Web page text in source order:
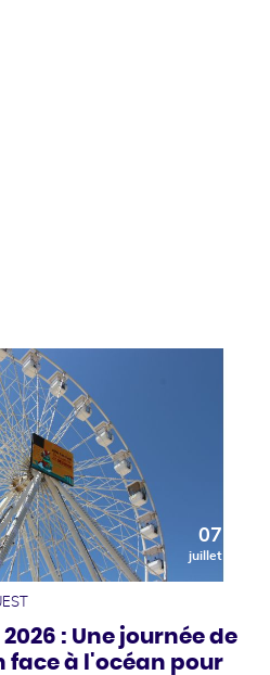
07
juillet
: Une journée de
face à l'océan pour